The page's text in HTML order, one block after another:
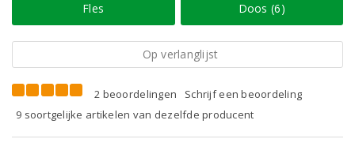
Fles Doos (6)
Op verlanglijst
2 beoordelingen
Schrijf een beoordeling
9 soortgelijke artikelen van dezelfde producent